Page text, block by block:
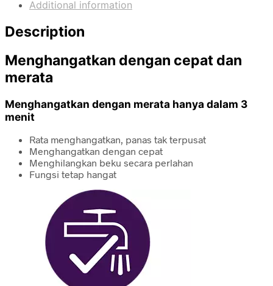
Additional information
Description
Menghangatkan dengan cepat dan
merata
Menghangatkan dengan merata hanya dalam 3
menit
Rata menghangatkan, panas tak terpusat
Menghangatkan dengan cepat
Menghilangkan beku secara perlahan
Fungsi tetap hangat